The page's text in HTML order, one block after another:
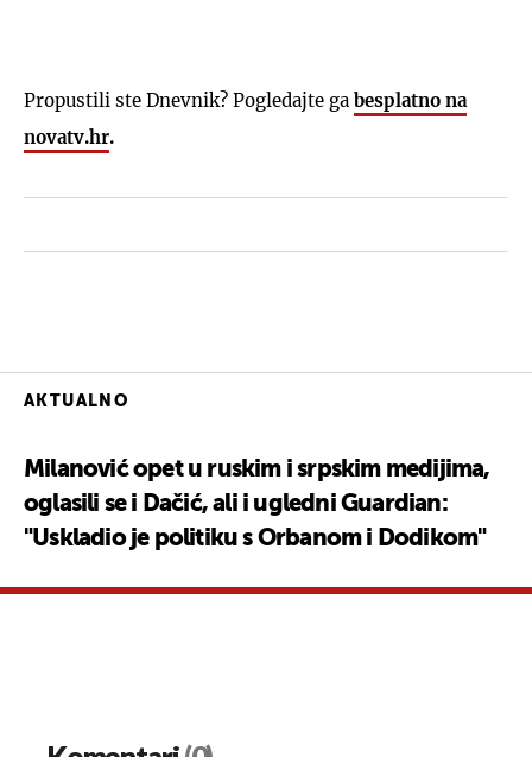
Propustili ste Dnevnik? Pogledajte ga besplatno na
novatv.hr.
AKTUALNO
Milanović opet u ruskim i srpskim medijima,
oglasili se i Dačić, ali i ugledni Guardian:
"Uskladio je politiku s Orbanom i Dodikom"